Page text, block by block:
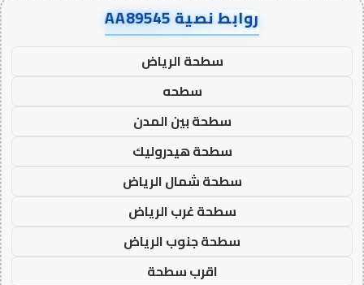
روابط نصية AA89545
سطحة الرياض
سطحه
سطحة بين المدن
سطحة هيدروليك
سطحة شمال الرياض
سطحة غرب الرياض
سطحة جنوب الرياض
اقرب سطحة